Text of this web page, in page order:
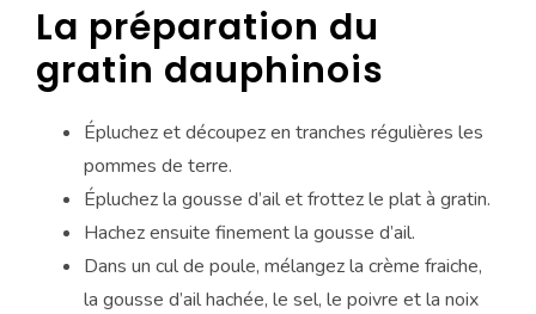
La préparation du
gratin dauphinois
Épluchez et découpez en tranches régulières les
pommes de terre.
Épluchez la gousse d’ail et frottez le plat à gratin.
Hachez ensuite finement la gousse d’ail.
Dans un cul de poule, mélangez la crème fraiche,
la gousse d’ail hachée, le sel, le poivre et la noix